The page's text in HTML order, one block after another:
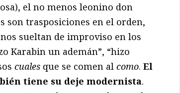
el no menos leonino don
son trasposiciones en el orden,
sueltan de improviso en los
Karabin un ademán”, “hizo
cuales que se comen al como. El
tiene su deje modernista.